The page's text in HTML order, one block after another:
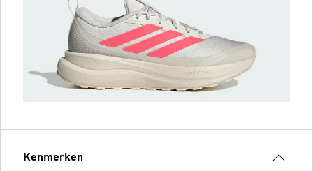
Kenmerken